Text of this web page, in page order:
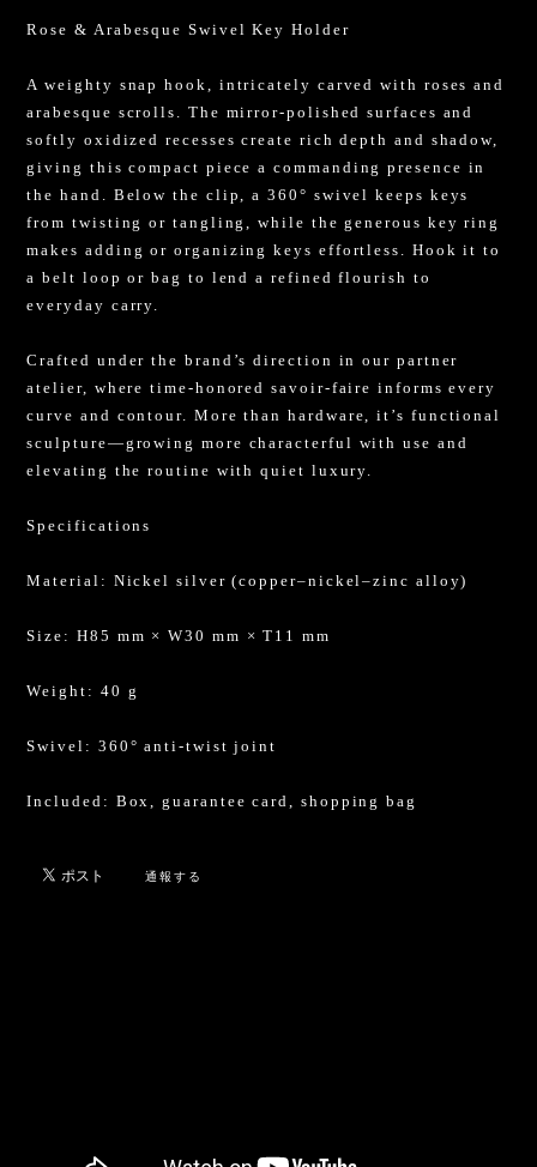
Rose & Arabesque Swivel Key Holder
A weighty snap hook, intricately carved with roses and
arabesque scrolls. The mirror-polished surfaces and
softly oxidized recesses create rich depth and shadow,
giving this compact piece a commanding presence in
the hand. Below the clip, a 360° swivel keeps keys
from twisting or tangling, while the generous key ring
makes adding or organizing keys effortless. Hook it to
a belt loop or bag to lend a refined flourish to
everyday carry.
Crafted under the brand’s direction in our partner
atelier, where time-honored savoir-faire informs every
curve and contour. More than hardware, it’s functional
sculpture—growing more characterful with use and
elevating the routine with quiet luxury.
Specifications
Material: Nickel silver (copper–nickel–zinc alloy)
Size: H85 mm × W30 mm × T11 mm
Weight: 40 g
Swivel: 360° anti-twist joint
Included: Box, guarantee card, shopping bag
通報する